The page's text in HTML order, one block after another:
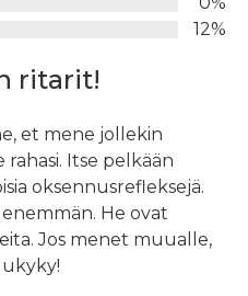
12%
ritarit!
et mene jollekin
rahasi. Itse pelkään
oksennusrefleksejä.
He ovat
Jos menet muualle,